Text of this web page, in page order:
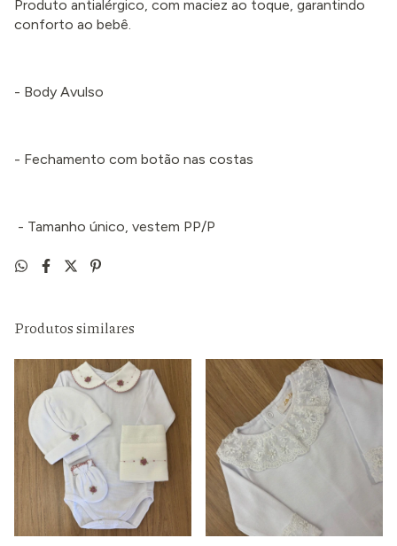
Produto antialérgico, com maciez ao toque, garantindo
conforto ao bebê.
- Body Avulso
- Fechamento com botão nas costas
- Tamanho único, vestem PP/P
Produtos similares